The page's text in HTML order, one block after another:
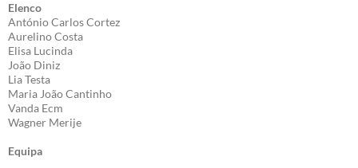
Elenco
António Carlos Cortez
Aurelino Costa
Elisa Lucinda
João Diniz
Lia Testa
Maria João Cantinho
Vanda Ecm
Wagner Merije
Equipa